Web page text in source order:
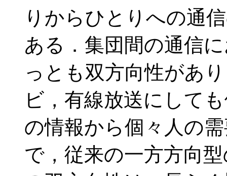
りからひとりへの通
ある．集団間の通信
っとも双方向性があ
ビ，有線放送にして
の情報から個々人の
で，従来の一方方向